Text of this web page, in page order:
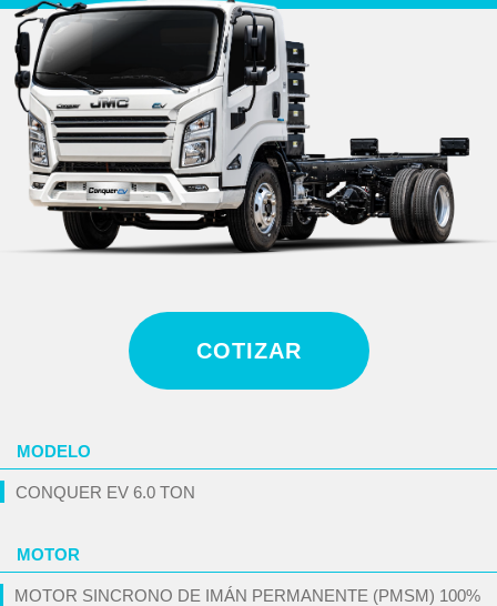
COTIZAR
MODELO
CONQUER EV 6.0 TON
MOTOR
MOTOR SINCRONO DE IMÁN PERMANENTE (PMSM) 100%